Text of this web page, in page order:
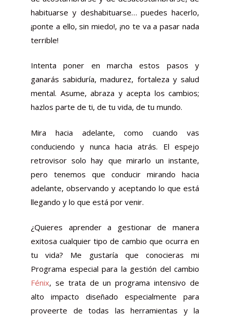
habituarse y deshabituarse… puedes hacerlo,
¡ponte a ello, sin miedo!, ¡no te va a pasar nada
terrible!
Intenta poner en marcha estos pasos y
ganarás sabiduría, madurez, fortaleza y salud
mental. Asume, abraza y acepta los cambios;
hazlos parte de ti, de tu vida, de tu mundo.
Mira hacia adelante, como cuando vas
conduciendo y nunca hacia atrás. El espejo
retrovisor solo hay que mirarlo un instante,
pero tenemos que conducir mirando hacia
adelante, observando y aceptando lo que está
llegando y lo que está por venir.
¿Quieres aprender a gestionar de manera
exitosa cualquier tipo de cambio que ocurra en
tu vida? Me gustaría que conocieras mi
Programa especial para la gestión del cambio
Fénix, se trata de un programa intensivo de
alto impacto diseñado especialmente para
proveerte de todas las herramientas y la